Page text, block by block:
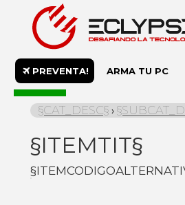
PREVENTA! ARMA TU PC
§CAT_DESC§ ›
§ITEMTIT§
En stock